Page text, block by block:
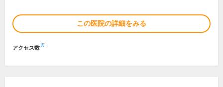
この医院の詳細をみる
アクセス数※